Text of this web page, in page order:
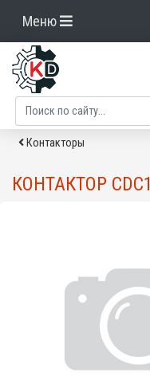
Меню
Контакторы
КОНТАКТОР